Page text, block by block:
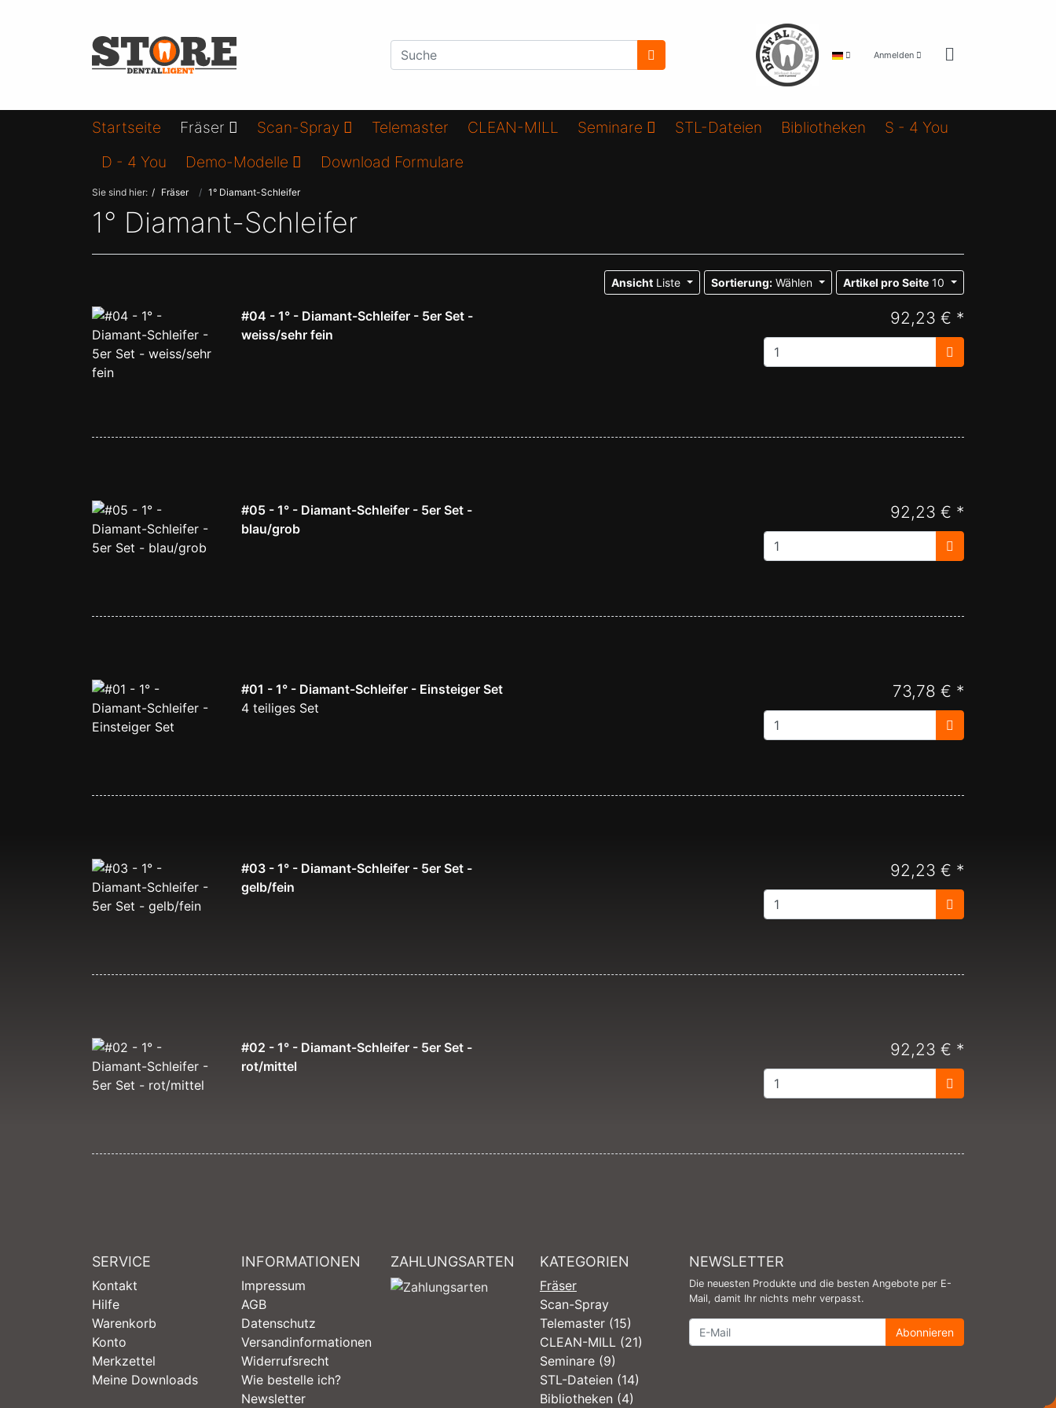
Anmelden
Startseite Fräser Scan-Spray Telemaster CLEAN-MILL Seminare STL-Dateien Bibliotheken
S - 4 You
D - 4 You
Demo-Modelle Download Formulare
Sie sind hier: Fräser 1° Diamant-Schleifer
1° Diamant-Schleifer
Ansicht Liste Sortierung: Wählen Artikel pro Seite 10
#04 - 1° - Diamant-Schleifer - 5er Set -
weiss/sehr fein
92,23 € *
#05 - 1° - Diamant-Schleifer - 5er Set -
blau/grob
92,23 € *
#01 - 1° - Diamant-Schleifer - Einsteiger Set
4 teiliges Set
73,78 € *
#03 - 1° - Diamant-Schleifer - 5er Set -
gelb/fein
92,23 € *
#02 - 1° - Diamant-Schleifer - 5er Set -
rot/mittel
92,23 € *
SERVICE
Kontakt
Hilfe
Warenkorb
Konto
Merkzettel
Meine Downloads
INFORMATIONEN
Impressum
AGB
Datenschutz
Versandinformationen
Widerrufsrecht
Wie bestelle ich?
Newsletter
ZAHLUNGSARTEN KATEGORIEN
Fräser
Scan-Spray
Telemaster (15)
CLEAN-MILL (21)
Seminare (9)
STL-Dateien (14)
Bibliotheken (4)
NEWSLETTER
Die neuesten Produkte und die besten Angebote per E-
Mail, damit Ihr nichts mehr verpasst.
Newsletter Abonnieren